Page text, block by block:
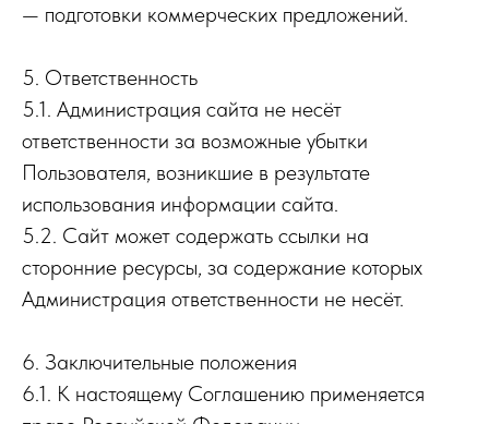
— подготовки коммерческих предложений.
5. Ответственность
5.1. Администрация сайта не несёт
ответственности за возможные убытки
Пользователя, возникшие в результате
использования информации сайта.
5.2. Сайт может содержать ссылки на
сторонние ресурсы, за содержание которых
Администрация ответственности не несёт.
6. Заключительные положения
6.1. К настоящему Соглашению применяется